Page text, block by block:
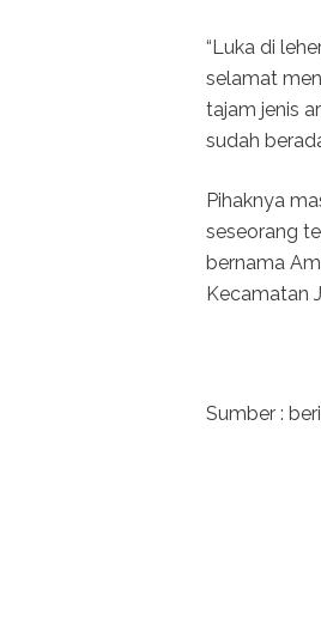
“Luka di
selamat
tajam jenis
sudah
Pihaknya
seseorang
bernama
Kecamatan
Sumber :